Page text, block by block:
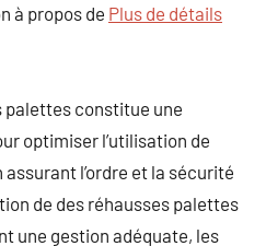
à propos de Plus de détails
palettes constitue une
optimiser l’utilisation de
assurant l’ordre et la sécurité
de des réhausses palettes
une gestion adéquate, les